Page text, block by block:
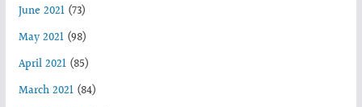
June 2021(73)
May 2021(98)
April 2021(85)
March 2021(84)